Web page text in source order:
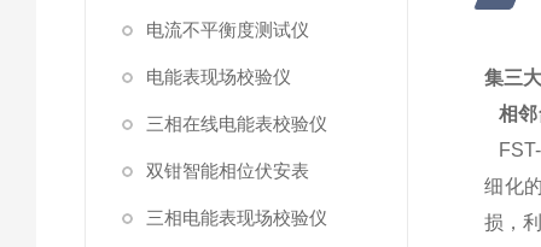
电流不平衡度测试仪
电能表现场校验仪
三相在线电能表校验仪
双钳智能相位伏安表
三相电能表现场校验仪
集三
相邻
细化
损，